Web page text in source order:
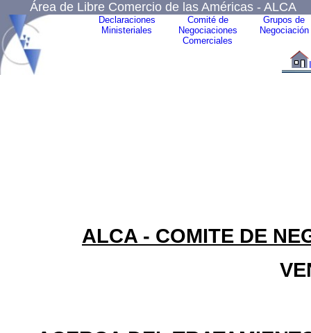
Área de Libre Comercio de las Américas - ALCA
Declaraciones
Ministeriales
Comité de
Negociaciones
Comerciales
Grupos de
Negociación
ALCA - COMITE DE